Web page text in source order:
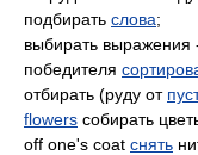
подбирать слова;
выбирать выражения
победителя
отбирать (руду от
flowers собирать
off one's coat снять